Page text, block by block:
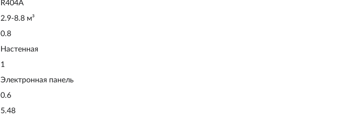
R404A
2.9-8.8 м³
0.8
Настенная
1
Электронная панель
0.6
5.48